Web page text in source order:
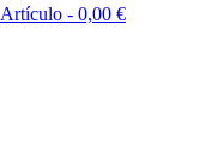
Artículo - 0,00 €